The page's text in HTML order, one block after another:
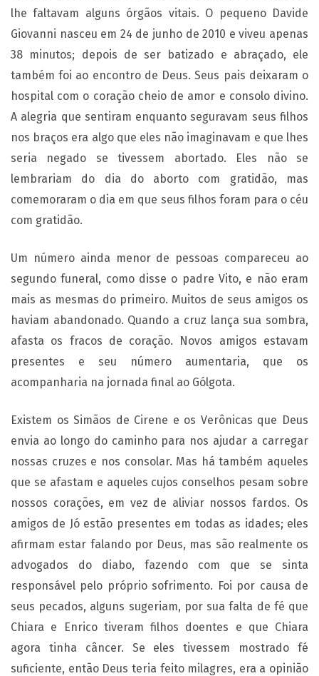
lhe faltavam alguns órgãos vitais. O pequeno Davide
Giovanni nasceu em 24 de junho de 2010 e viveu apenas
38 minutos; depois de ser batizado e abraçado, ele
também foi ao encontro de Deus. Seus pais deixaram o
hospital com o coração cheio de amor e consolo divino.
A alegria que sentiram enquanto seguravam seus filhos
nos braços era algo que eles não imaginavam e que lhes
seria negado se tivessem abortado. Eles não se
lembrariam do dia do aborto com gratidão, mas
comemoraram o dia em que seus filhos foram para o céu
com gratidão.
Um número ainda menor de pessoas compareceu ao
segundo funeral, como disse o padre Vito, e não eram
mais as mesmas do primeiro. Muitos de seus amigos os
haviam abandonado. Quando a cruz lança sua sombra,
afasta os fracos de coração. Novos amigos estavam
presentes e seu número aumentaria, que os
acompanharia na jornada final ao Gólgota.
Existem os Simãos de Cirene e os Verônicas que Deus
envia ao longo do caminho para nos ajudar a carregar
nossas cruzes e nos consolar. Mas há também aqueles
que se afastam e aqueles cujos conselhos pesam sobre
nossos corações, em vez de aliviar nossos fardos. Os
amigos de Jó estão presentes em todas as idades; eles
afirmam estar falando por Deus, mas são realmente os
advogados do diabo, fazendo com que se sinta
responsável pelo próprio sofrimento. Foi por causa de
seus pecados, alguns sugeriam, por sua falta de fé que
Chiara e Enrico tiveram filhos doentes e que Chiara
agora tinha câncer. Se eles tivessem mostrado fé
suficiente, então Deus teria feito milagres, era a opinião